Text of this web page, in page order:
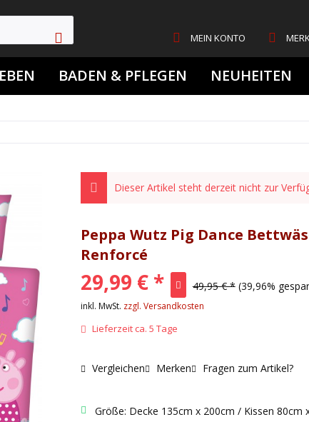
MEIN KONTO
BADEN & PFLEGEN NEUHEITEN
Dieser Artikel steht derzeit nicht zur
Peppa Wutz Pig Dance
Renforcé
29,99 € * 49,95 € * (39,96%
inkl. MwSt. zzgl. Versandkosten
Lieferzeit ca. 5 Tage
Vergleichen Merken Fragen zum Artikel?
Größe: Decke 135cm x 200cm / Kissen 80cm